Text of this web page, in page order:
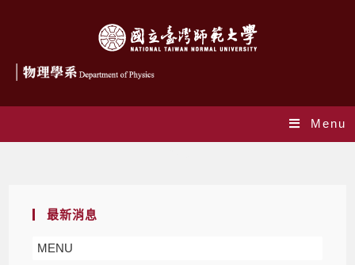
Menu
最新消息
MENU